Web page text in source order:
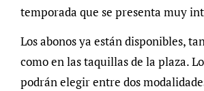
temporada que se presenta muy
Los abonos ya están disponibles,
como en las taquillas de la plaza.
podrán elegir entre dos